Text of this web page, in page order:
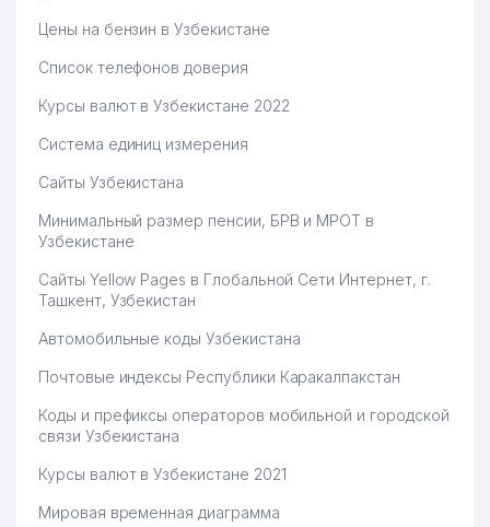
Цены на бензин в Узбекистане
Список телефонов доверия
Курсы валют в Узбекистане 2022
Система единиц измерения
Сайты Узбекистана
Минимальный размер пенсии, БРВ и МРОТ в
Узбекистане
Сайты Yellow Pages в Глобальной Сети Интернет, г.
Ташкент, Узбекистан
Автомобильные коды Узбекистана
Почтовые индексы Республики Каракалпакстан
Коды и префиксы операторов мобильной и городской
связи Узбекистана
Курсы валют в Узбекистане 2021
Мировая временная диаграмма